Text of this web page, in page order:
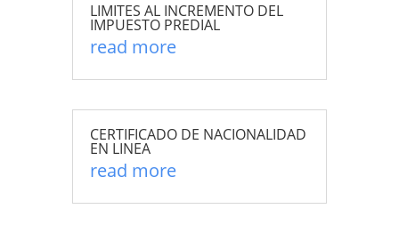
LIMITES AL INCREMENTO DEL
IMPUESTO PREDIAL
read more
CERTIFICADO DE NACIONALIDAD
EN LINEA
read more